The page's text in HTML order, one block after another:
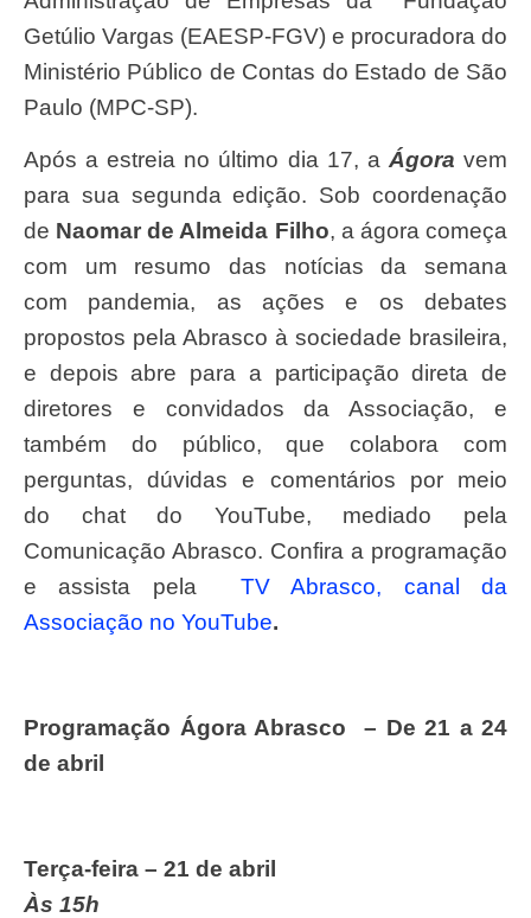
Getúlio Vargas (EAESP-FGV) e procuradora do
Ministério Público de Contas do Estado de São
Paulo (MPC-SP).
Após a estreia no último dia 17, aÁgora vem
para sua segunda edição. Sob coordenação
de Naomar de Almeida Filho, a ágora começa
com um resumo das notícias da semana
com pandemia, as ações e os debates
propostos pela Abrasco à sociedade brasileira,
e depois abre para a participação direta de
diretores e convidados da Associação, e
também do público, que colabora com
perguntas, dúvidas e comentários por meio
do chat do YouTube, mediado pela
Comunicação Abrasco. Confira a programação
e assista pela TV Abrasco, canal da
Associação no YouTube.
Programação Ágora Abrasco – De 21 a 24
de abril
Terça-feira – 21 de abril
Às 15h